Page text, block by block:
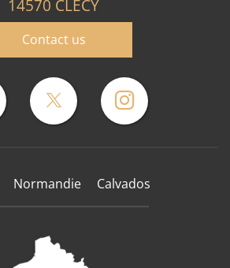
14570 CLECY
Contact us
Normandie Calvados